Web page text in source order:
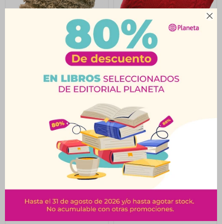

TRR81119
$ 1.326
Rojo-DRU012R
$ 1.028